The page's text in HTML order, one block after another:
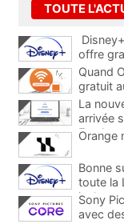
TOUTE
offre
Quand
gratuit
La
arrivée
Orange
Bonne
toute la
inclus
Sony
avec